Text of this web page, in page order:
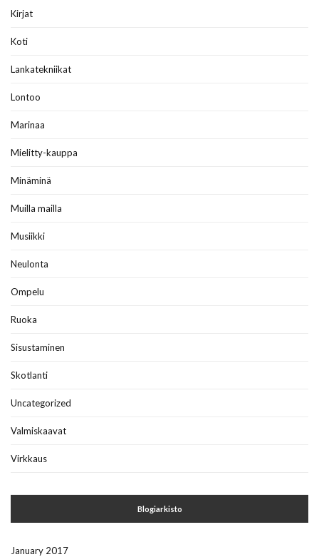
Kirjat
Koti
Lankatekniikat
Lontoo
Marinaa
Mielitty-kauppa
Minäminä
Muilla mailla
Musiikki
Neulonta
Ompelu
Ruoka
Sisustaminen
Skotlanti
Uncategorized
Valmiskaavat
Virkkaus
Blogiarkisto
January 2017